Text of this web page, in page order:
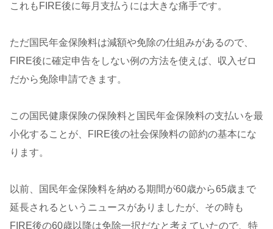
これもFIRE後に毎月支払うには大きな痛手です。
ただ国民年金保険料は減額や免除の仕組みがあるので、
FIRE後に確定申告をしない例の方法を使えば、収入ゼロ
だから免除申請できます。
この国民健康保険の保険料と国民年金保険料の支払いを最
小化することが、FIRE後の社会保険料の節約の基本にな
ります。
以前、国民年金保険料を納める期間が60歳から65歳まで
延長されるというニュースがありましたが、その時も
FIRE後の60歳以降は免除一択だなと考えていたので、特